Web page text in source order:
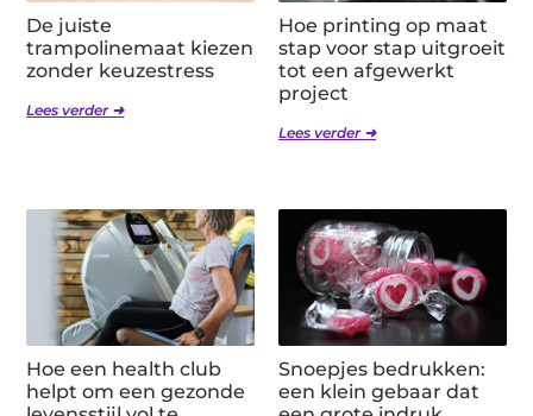
De juiste
trampolinemaat kiezen
zonder keuzestress
Lees verder ➜
Hoe printing op maat
stap voor stap uitgroeit
tot een afgewerkt
project
Lees verder ➜
Hoe een health club
helpt om een gezonde
Snoepjes bedrukken:
een klein gebaar dat